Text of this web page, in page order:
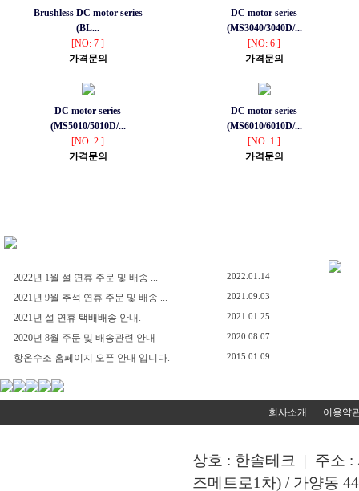
Brushless DC motor series
(BL...
[NO: 7 ]
가격문의
DC motor series
(MS3040/3040D/...
[NO: 6 ]
가격문의
DC motor series
(MS5010/5010D/...
[NO: 2 ]
가격문의
DC motor series
(MS6010/6010D/...
[NO: 1 ]
가격문의
2022년 1월 설 연휴 주문 및 배송 ... 2022.01.14
2021년 9월 추석 연휴 주문 및 배송 ... 2021.09.03
2021년 설 연휴 택배배송 안내. 2021.01.25
2020년 8월 주문 및 배송관련 안내 2020.08.07
항온수조 홈페이지 오픈 안내 입니다. 2015.01.09
회사소개 이용약
상호 : 한솔테크 |
주소 :
즈메트로1차) / 가양동